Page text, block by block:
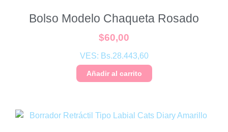
Bolso Modelo Chaqueta Rosado
$60,00
VES: Bs.28.443,60
Añadir al carrito